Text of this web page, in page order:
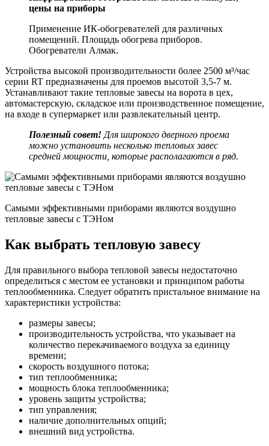
цены на приборы
Применение ИК-обогревателей для различных
помещений. Площадь обогрева приборов.
Обогреватели Алмак.
Устройства высокой производительности более 2500 м³/час
серии RT предназначены для проемов высотой 3,5-7 м.
Устанавливают такие тепловые завесы на ворота в цех,
автомастерскую, складское или производственное помещение,
на входе в супермаркет или развлекательный центр.
Полезный совет! Для широкого дверного проема
можно установить несколько тепловых завес
средней мощности, которые располагаются в ряд.
Самыми эффективными приборами являются воздушно
тепловые завесы с ТЭНом
Как выбрать тепловую завесу
Для правильного выбора тепловой завесы недостаточно
определиться с местом ее установки и принципом работы
теплообменника. Следует обратить пристальное внимание на
характеристики устройства:
размеры завесы;
производительность устройства, что указывает на
количество перекачиваемого воздуха за единицу
времени;
скорость воздушного потока;
тип теплообменника;
мощность блока теплообменника;
уровень защиты устройства;
тип управления;
наличие дополнительных опций;
внешний вид устройства.